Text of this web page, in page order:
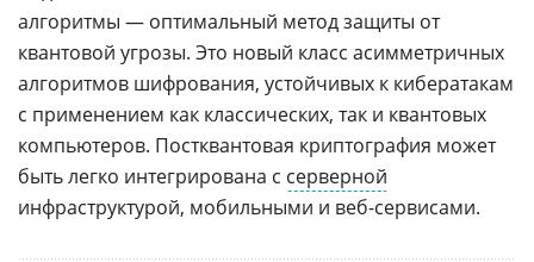
алгоритмы — оптимальный метод защиты от
квантовой угрозы. Это новый класс асимметричных
алгоритмов шифрования, устойчивых к кибератакам
с применением как классических, так и квантовых
компьютеров. Постквантовая криптография может
быть легко интегрирована с серверной
инфраструктурой, мобильными и веб-сервисами.